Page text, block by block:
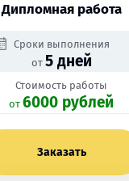
Дипломная работа
Сроки выполнения
от 5 дней
Стоимость работы
oт 6000 рублей
Заказать